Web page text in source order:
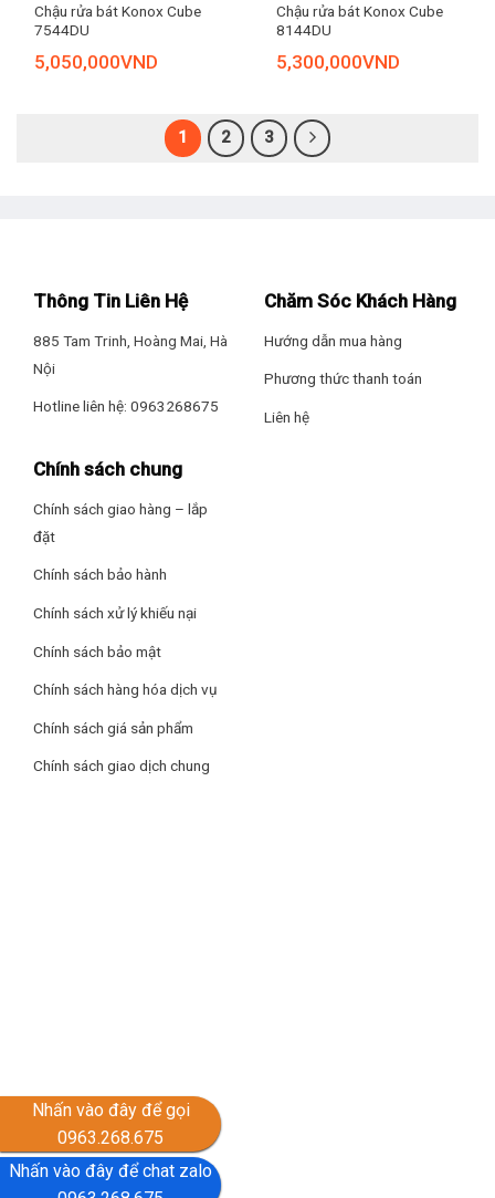
Chậu rửa bát Konox Cube
7544DU
5,050,000VND
Chậu rửa bát Konox Cube
8144DU
5,300,000VND
1 2 3
Nhấn vào đây để gọi
0963.268.675
Nhấn vào đây để chat zalo
Thông Tin Liên Hệ
885 Tam Trinh, Hoàng Mai, Hà
Nội
Hotline liên hệ: 0963268675
Chăm Sóc Khách Hàng
Hướng dẫn mua hàng
Phương thức thanh toán
Liên hệ
Chính sách chung
Chính sách giao hàng – lắp
đặt
Chính sách bảo hành
Chính sách xử lý khiếu nại
Chính sách bảo mật
Chính sách hàng hóa dịch vụ
Chính sách giá sản phẩm
Chính sách giao dịch chung